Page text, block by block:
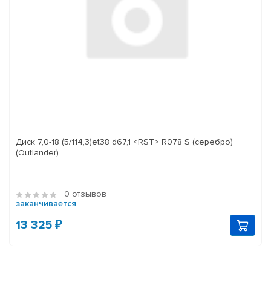
Диск 7,0-18 (5/114,3)et38 d67,1 <RST> R078 S (серебро)
(Outlander)
0 отзывов
заканчивается
13 325 ₽